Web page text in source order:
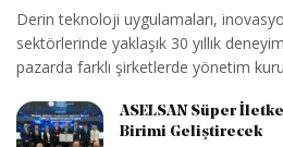
Derin teknoloji uygulamaları,
sektörlerinde yaklaşık 30 yıllık
pazarda farklı şirketlerde yönetim
ASELSAN Süper
Birimi Geliştirecek